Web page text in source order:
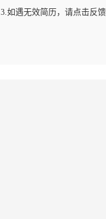
3.如遇无效简历，请点击反